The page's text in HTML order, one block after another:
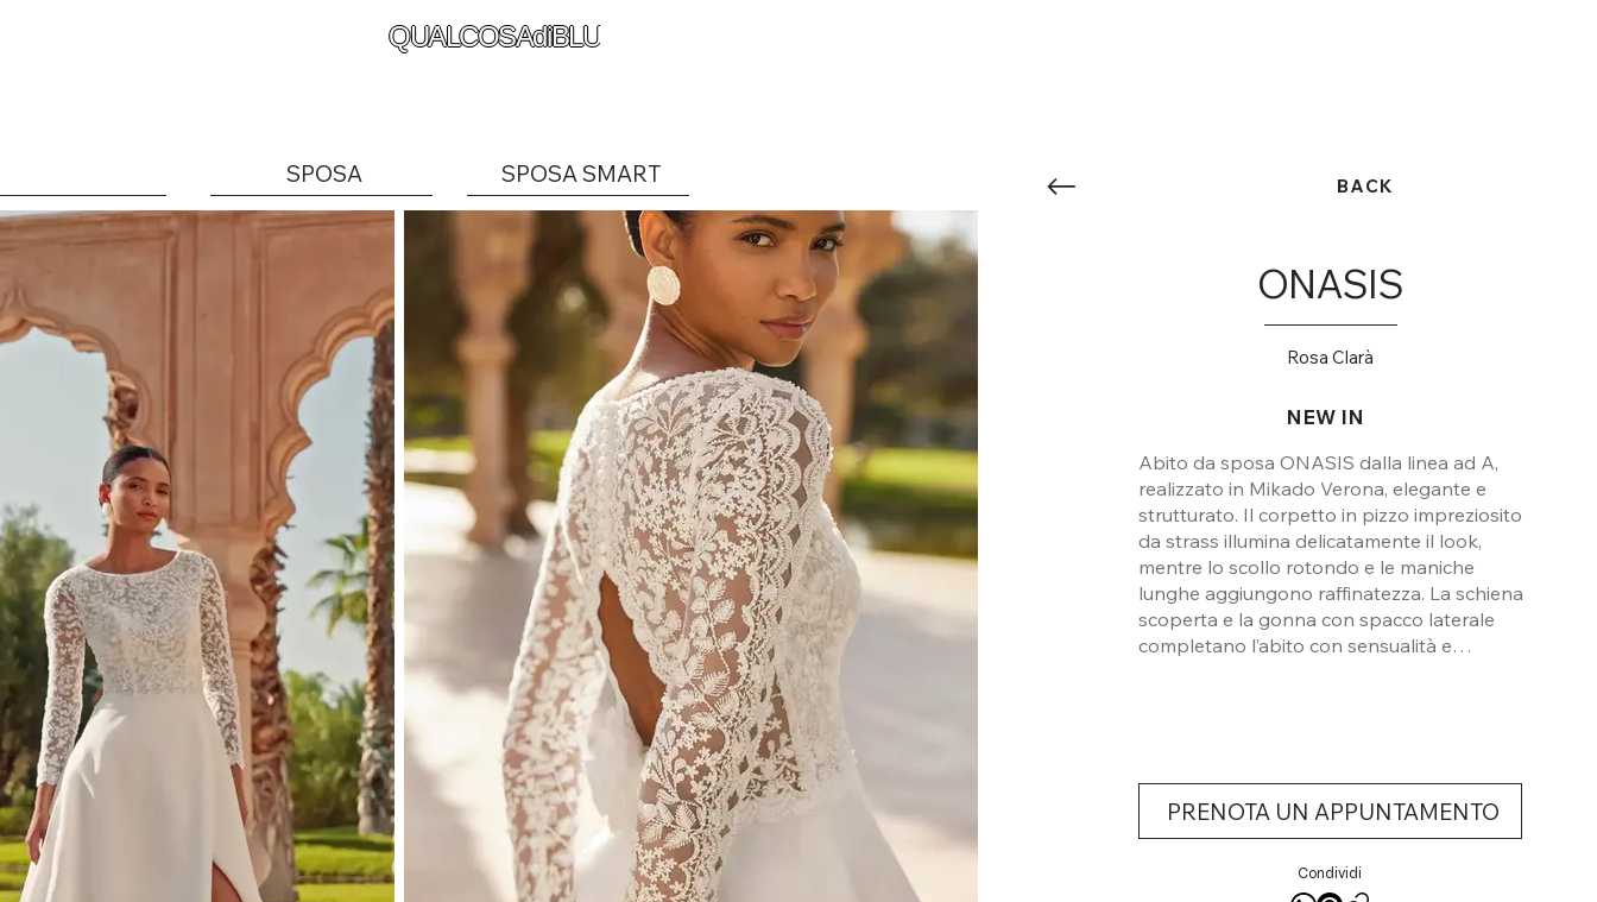
QUALCOSAdiBLU
SPOSA SPOSA SMART BACK
NEW IN
PRENOTA UN APPUNTAMENTO
Condividi
ONASIS
Rosa Clarà
Abito da sposa ONASIS dalla linea ad A,
realizzato in Mikado Verona, elegante e
strutturato. Il corpetto in pizzo impreziosito
da strass illumina delicatamente il look,
mentre lo scollo rotondo e le maniche
lunghe aggiungono raffinatezza. La schiena
scoperta e la gonna con spacco laterale
completano l’abito con sensualità e